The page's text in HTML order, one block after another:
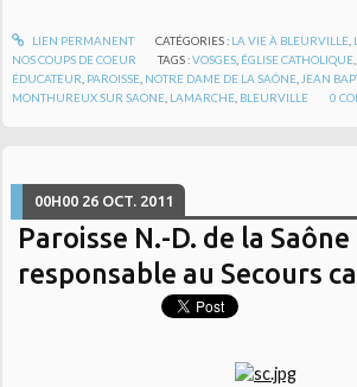
LIEN PERMANENT CATÉGORIES : LA VIE À BLEURVILLE,
NOS COUPS DE COEUR
TAGS :VOSGES, ÉGLISE CATHOLIQUE
ÉDUCATEUR, PAROISSE, NOTRE DAME DE LA SAÔNE,JEAN
MONTHUREUX SUR SAONE, LAMARCHE, BLEURVILLE 0
00H00 26 OCT. 2011
Paroisse N.-D. de la
responsable au Secours